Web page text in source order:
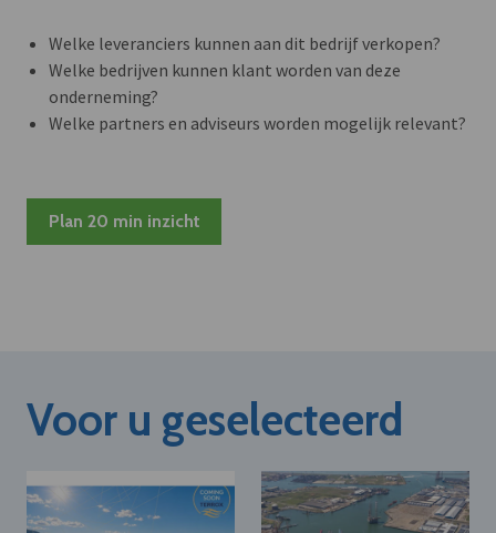
Welke leveranciers kunnen aan dit bedrijf verkopen?
Welke bedrijven kunnen klant worden van deze
onderneming?
Welke partners en adviseurs worden mogelijk relevant?
Plan 20 min inzicht
Voor u geselecteerd